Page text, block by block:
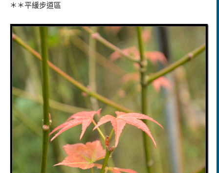
＊＊平緩步道區